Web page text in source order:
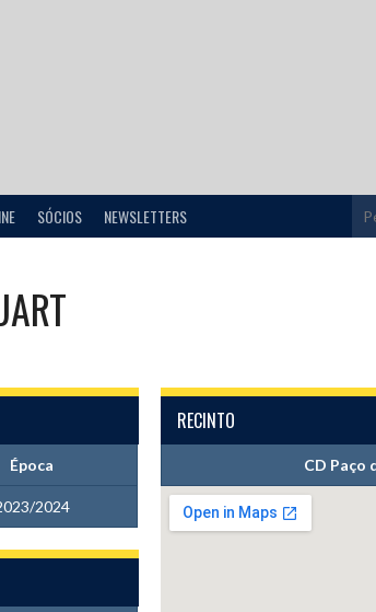
SÓCIOS NEWSLETTERS
Época
2024
RECINTO
CD Paço